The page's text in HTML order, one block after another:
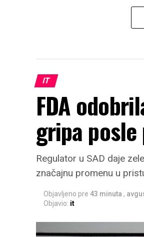
IT
FDA
gripa
Regulator u SAD daje
značajnu promenu u
Objavljeno pre 43 minuta ,
Objavio: it